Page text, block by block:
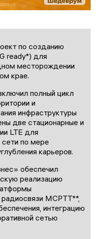
по созданию
ready*) для
месторождении
крае.
полный цикл
и
инфраструктуры
две стационарные и
LTE для
сети по мере
карьеров.
обеспечил
реализацию
радиосвязи МСРТТ**,
интеграцию
сетью